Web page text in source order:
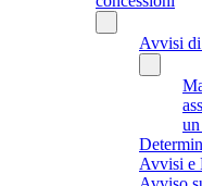
Avvisi
Avvisi e